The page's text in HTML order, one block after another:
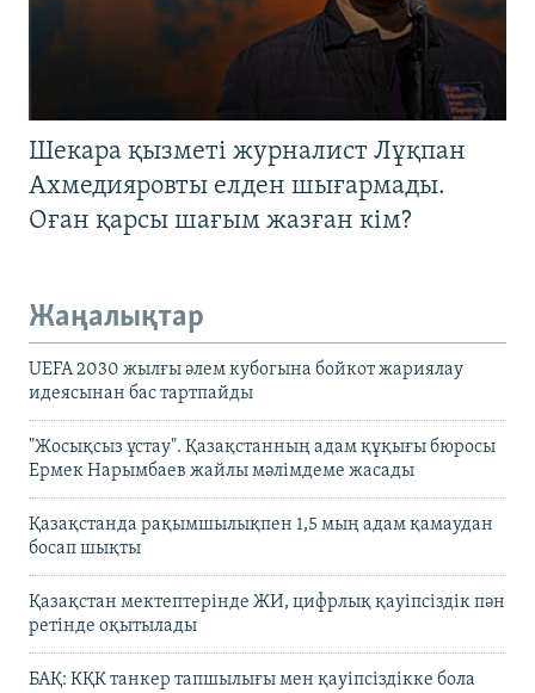
Шекара қызметі журналист Лұқпан
Ахмедияровты елден шығармады.
Оған қарсы шағым жазған кім?
Жаңалықтар
UEFA 2030 жылғы әлем кубогына бойкот жариялау
идеясынан бас тартпайды
"Жосықсыз ұстау". Қазақстанның адам құқығы бюросы
Ермек Нарымбаев жайлы мәлімдеме жасады
Қазақстанда рақымшылықпен 1,5 мың адам қамаудан
босап шықты
Қазақстан мектептерінде ЖИ, цифрлық қауіпсіздік пән
ретінде оқытылады
БАҚ: КҚК танкер тапшылығы мен қауіпсіздікке бола